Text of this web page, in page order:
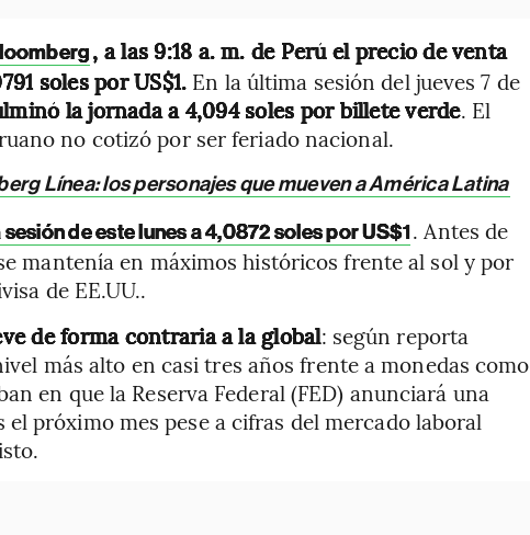
, a las 9:18 a. m. de Perú el precio de venta
soles por US$1. En la última sesión del jueves 7 de
la jornada a 4,094 soles por billete verde. El
no cotizó por ser feriado nacional.
Línea: los personajes que mueven a América Latina
de este lunes a 4,0872 soles por US$1. Antes de
mantenía en máximos históricos frente al sol y por
de EE.UU..
de forma contraria a la global: según reporta
más alto en casi tres años frente a monedas como
en que la Reserva Federal (FED) anunciará una
próximo mes pese a cifras del mercado laboral